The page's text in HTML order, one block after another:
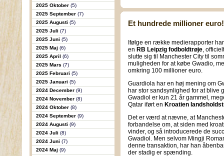
2025 Oktober (5)
2025 September (7)
2025 Augusti (5)
2025 Juli (7)
2025 Juni (5)
2025 Maj (6)
2025 April (6)
2025 Mars (7)
2025 Februari (5)
2025 Januari (5)
2024 December (9)
2024 November (8)
2024 Oktober (8)
2024 September (9)
2024 Augusti (9)
2024 Juli (8)
2024 Juni (7)
2024 Maj (9)
Et hundrede millioner euro!
Ifølge en række medierapporter
en RB Leipzig fodboldtrøje,
slutte sig til Manchester City til
muligheden for at købe Gwadio,
omkring 100 millioner euro.
Guardiola har en høj mening om
har stor sandsynlighed for at blive
Gwadiol er kun 21 år gammel,
Qatar iført en Kroatien
Det er værd at nævne, at
forbandelse om, at siden med
vinder, og så introducerede de
Gwadiol. Men selvom Mingji
denne transaktion, har han
der stadig er spænding.